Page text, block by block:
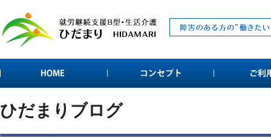
ひだまりブログ